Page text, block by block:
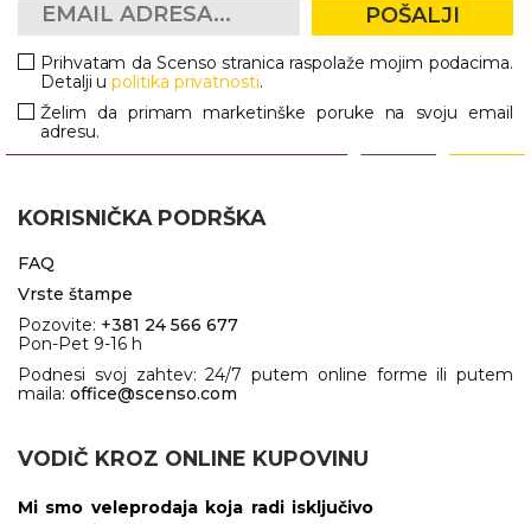
POŠALJI
Prihvatam da Scenso stranica raspolaže mojim podacima.
Detalji upolitika privatnosti.
Želim da primam marketinške poruke na svoju email
adresu.
KORISNIČKA PODRŠKA
FAQ
Vrste štampe
Pozovite: +381 24 566 677
Pon-Pet 9-16 h
Podnesi svoj zahtev: 24/7 putem online forme ili putem
maila: office@scenso.com
VODIČ KROZ ONLINE KUPOVINU
Mi smo veleprodaja koja radi isključivo